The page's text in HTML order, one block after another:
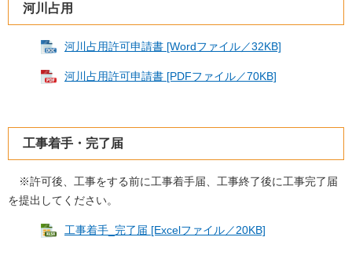
河川占用
河川占用許可申請書 [Wordファイル／32KB]
河川占用許可申請書 [PDFファイル／70KB]
工事着手・完了届
※許可後、工事をする前に工事着手届、工事終了後に工事完了届
を提出してください。
工事着手_完了届 [Excelファイル／20KB]